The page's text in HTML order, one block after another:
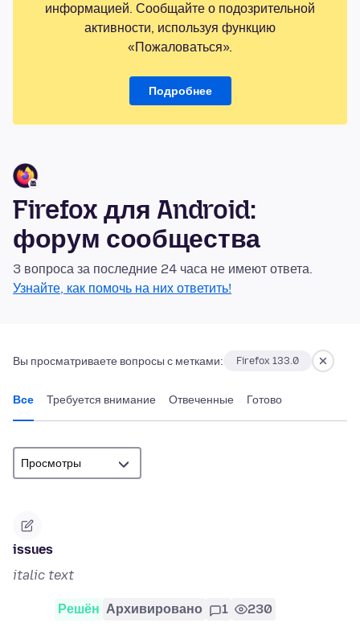
информацией. Сообщайте о подозрительной
активности, используя функцию
«Пожаловаться».
Подробнее
Firefox для Android:
форум сообщества
3 вопроса за последние 24 часа не имеют ответа.
Узнайте, как помочь на них ответить!
Вы просматриваете вопросы с метками: Firefox 133.0
Все Требуется внимание Отвеченные Готово
issues
italic text
Решён Архивировано 1 230